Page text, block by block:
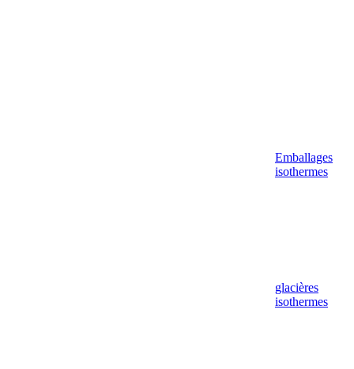
Emballages
isothermes
glacières
isothermes